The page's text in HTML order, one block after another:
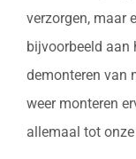
verzorgen, maar
bijvoorbeeld aan
demonteren van
weer monteren
allemaal tot